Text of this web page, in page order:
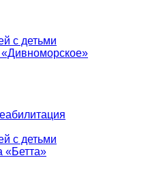
с детьми
с детьми
«Бетта»